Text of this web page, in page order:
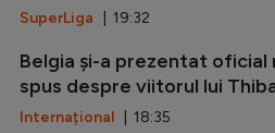
SuperLiga | 19:32
Belgia și-a prezentat oficial
spus despre viitorul lui
Internațional | 18:35